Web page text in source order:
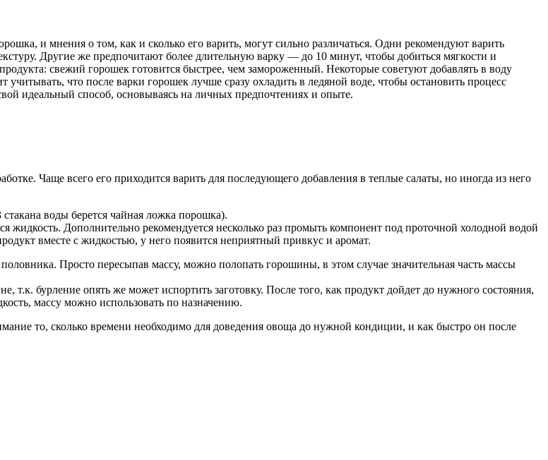
и мнения о том, как и сколько его варить, могут сильно различаться. Одни рекомендуют варить
Другие же предпочитают более длительную варку — до 10 минут, чтобы добиться мягкости и
свежий горошек готовится быстрее, чем замороженный. Некоторые советуют добавлять в воду
что после варки горошек лучше сразу охладить в ледяной воде, чтобы остановить процесс
идеальный способ, основываясь на личных предпочтениях и опыте.
Чаще всего его приходится варить для последующего добавления в теплые салаты, но иногда из него
воды берется чайная ложка порошка).
Дополнительно рекомендуется несколько раз промыть компонент под проточной холодной водой
вместе с жидкостью, у него появится неприятный привкус и аромат.
Просто пересыпав массу, можно полопать горошины, в этом случае значительная часть массы
т.к. бурление опять же может испортить заготовку. После того, как продукт дойдет до нужного состояния,
массу можно использовать по назначению.
то, сколько времени необходимо для доведения овоща до нужной кондиции, и как быстро он после